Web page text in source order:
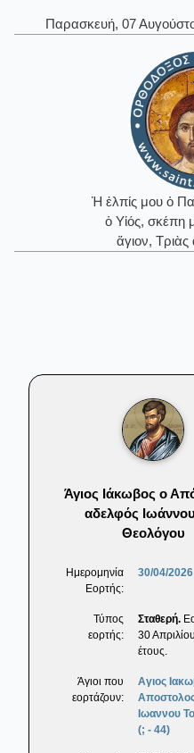
Παρασκευή, 07
Ἡ ἐλπίς μου ὁ
ὁ Υἱός, σκέπη
ἅγιον, Τριὰς
Άγιος Ιάκωβος ο
αδελφός
Θεολόγου
Ημερομηνία
Εορτής:
30/04/2026
Τύπος
εορτής:
Σταθερή.
30
έτους.
Άγιοι που
εορτάζουν:
Αγιος
Ιωαννου
(; - 44)